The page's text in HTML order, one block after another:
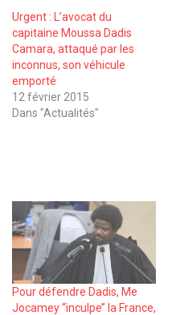
Urgent : L’avocat du
capitaine Moussa Dadis
Camara, attaqué par les
inconnus, son véhicule
emporté
12 février 2015
Dans "Actualités"
Pour défendre Dadis, Me
Jocamey ‘‘inculpe’’ la France,